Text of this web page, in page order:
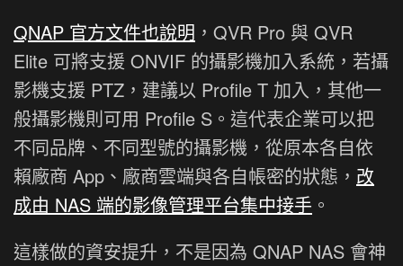
QNAP 官方文件也說明 ，QVR Pro 與 QVR
Elite 可將支援 ONVIF 的攝影機加入系統，若攝
影機支援 PTZ，建議以 Profile T 加入，其他一
般攝影機則可用 Profile S。這代表企業可以把
不同品牌、不同型號的攝影機，從原本各自依
賴廠商 App、廠商雲端與各自帳密的狀態， 改
成由 NAS 端的影像管理平台集中接手 。
這樣做的資安提升，不是因為 QNAP NAS 會神